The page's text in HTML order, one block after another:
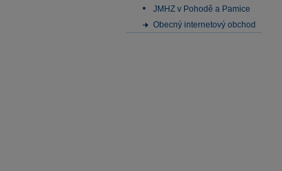
JMHZ v Pohodě a Pamice
Obecný internetový obchod